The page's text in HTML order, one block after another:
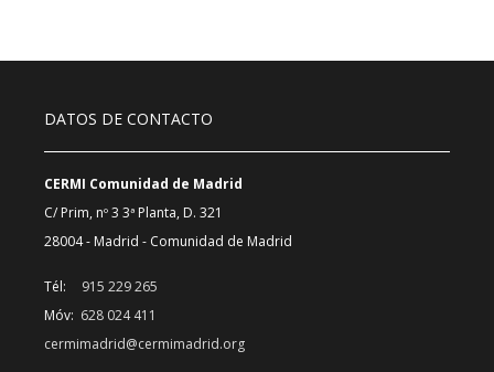
DATOS DE CONTACTO
CERMI Comunidad de Madrid
C/ Prim, nº 3 3ª Planta, D. 321
28004 - Madrid - Comunidad de Madrid
Tél:
915 229 265
Móv: 628 024 411
cermimadrid@cermimadrid.org